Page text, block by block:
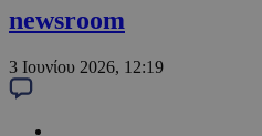
newsroom
3 Ιουνίου 2026, 12:19